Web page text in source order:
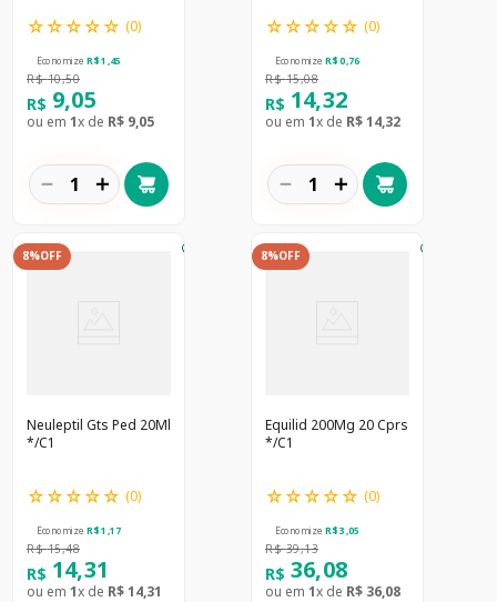
☆☆☆☆☆ (0)
Economize R$ 1 ,45
R$ 10,50
R$ 9,05
ou em 1x de R$ 9,05
＋
－
☆☆☆☆☆ (0)
Economize R$ 0,76
R$ 15,08
R$ 14,32
ou em 1x de R$14,32
＋
－
8%OFF
Neuleptil Gts Ped 20Ml
*/C1
☆☆☆☆☆ (0)
Economize R$ 1 ,17
R$ 15,48
R$ 14,31
ou em 1x de R$14,31
8%OFF
Equilid 200Mg 20 Cprs
*/C1
☆☆☆☆☆ (0)
Economize R$ 3,05
R$ 39,13
R$ 36,08
ou em 1x de R$ 36,08